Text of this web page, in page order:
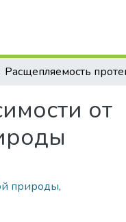
от
природы,